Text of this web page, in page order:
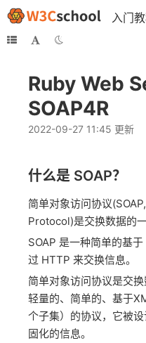
入门
Ruby Web
SOAP4R
2022-09-27 11:45 更新
什么是 SOAP？
简单对象访问协议
Protocol)是交换数据的一
SOAP 是一种简单的基
过 HTTP 来交换信息。
简单对象访问协议是交
轻量的、简单的、基于
个子集）的协议，它被
固化的信息。